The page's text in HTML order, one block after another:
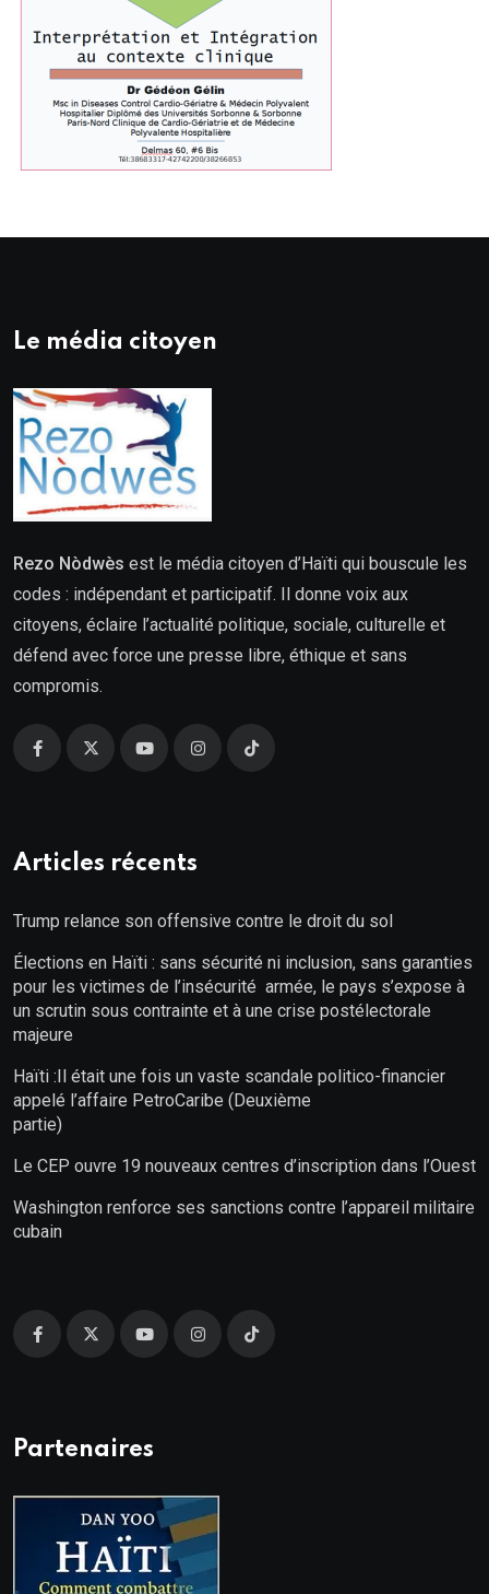
Le média citoyen
Rezo Nòdwès est le média citoyen d’Haïti qui bouscule les
codes : indépendant et participatif. Il donne voix aux
citoyens, éclaire l’actualité politique, sociale, culturelle et
défend avec force une presse libre, éthique et sans
compromis.
Articles récents
Trump relance son offensive contre le droit du sol
Élections en Haïti : sans sécurité ni inclusion, sans garanties
pour les victimes de l’insécurité armée, le pays s’expose à
un scrutin sous contrainte et à une crise postélectorale
majeure
Haïti :Il était une fois un vaste scandale politico-financier
appelé l’affaire PetroCaribe (Deuxième
partie)
Le CEP ouvre 19 nouveaux centres d’inscription dans l’Ouest
Washington renforce ses sanctions contre l’appareil militaire
cubain
Partenaires